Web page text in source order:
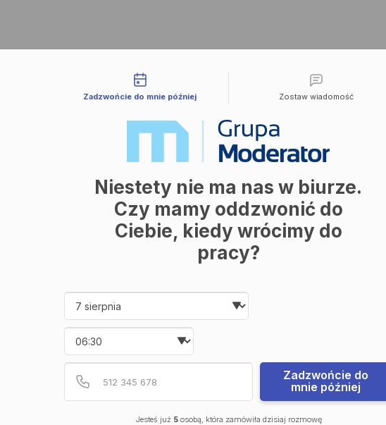
Możliwości kontaktu
Zadzwońcie do mnie później Zostaw wiadomość
Niestety nie ma nas w biurze.
Czy mamy oddzwonić do
Ciebie, kiedy wrócimy do
pracy?
Date and time slection for
Wybierz datę
Numer telefonu
Podaj poprawny numer
Zadzwońcie do
mnie później
Jesteś już 5osobą, która zamówiła dzisiaj rozmowę